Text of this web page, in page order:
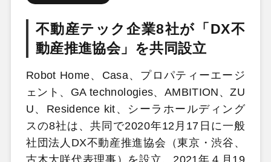
不動産テック企業8社が「DX不
動産推進協会」を共同設立
Robot Home、Casa、プロパティーエージ
ェント、GA technologies、AMBITION、ZU
U、Residence kit、シーラホールディング
スの8社は、共同で2020年12月17日に一般
社団法人DX不動産推進協会（東京・渋谷、
古木大咲代表理事）を設立、2021年４月19